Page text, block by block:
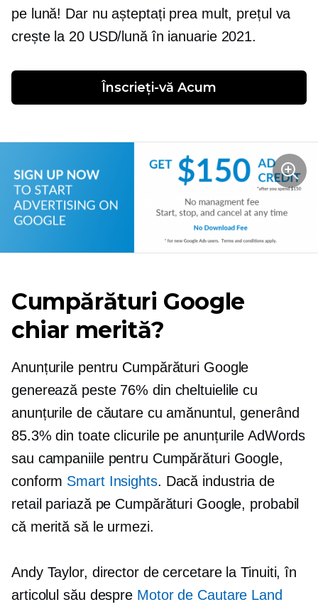
pe lună! Dar nu așteptați prea mult, prețul va
crește la 20 USD/lună în ianuarie 2021.
Înscrieți-vă Acum
Cumpărături Google
chiar merită?
Anunțurile pentru Cumpărături Google
generează peste 76% din cheltuielile cu
anunțurile de căutare cu amănuntul, generând
85.3% din toate clicurile pe anunțurile AdWords
sau campaniile pentru Cumpărături Google,
conform Smart Insights. Dacă industria de
retail pariază pe Cumpărături Google, probabil
că merită să le urmezi.
Andy Taylor, director de cercetare la Tinuiti, în
articolul său despre Motor de Cautare Land